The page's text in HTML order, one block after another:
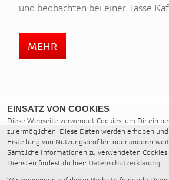
und beobachten bei einer Tasse
MEHR
MCL JUNIOR GMBH
EINSATZ VON COOKIES
Diese Webseite verwendet Cookies, um Dir ein
zu ermöglichen. Diese Daten werden erhoben
Erstellung von Nutzungsprofilen oder anderer
Sämtliche Informationen zu verwendeten
Diensten findest du hier: Datenschutzerklärung